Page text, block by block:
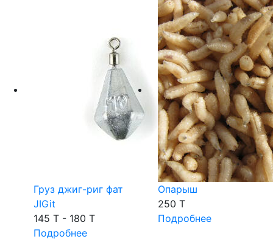
Груз джиг-риг фат
JIGit
145 T - 180 T
Подробнее
Опарыш
250 T
Подробнее